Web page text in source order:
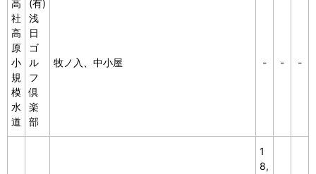
高
社
高
原
小
規
模
水
道
(有)
浅
日
ゴ
ル
フ
倶
楽
部
牧ノ入、中小屋 - - -
1
8,